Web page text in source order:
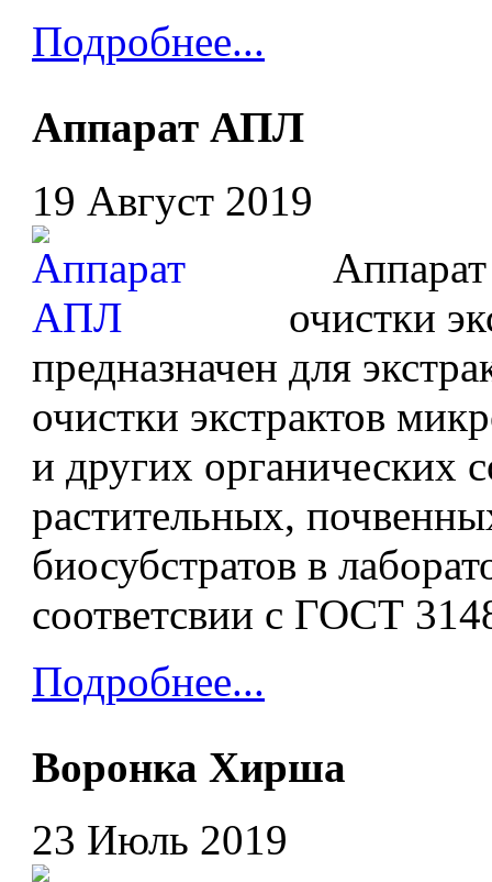
Подробнее...
Аппарат АПЛ
19 Август 2019
Аппарат
очистки
предназначен для
очистки экстрактов
и других органических
растительных,
биосубстратов в
соответсвии с ГОСТ
Подробнее...
Воронка Хирша
23 Июль 2019